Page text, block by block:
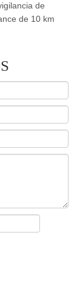
PTZ
acuicultura